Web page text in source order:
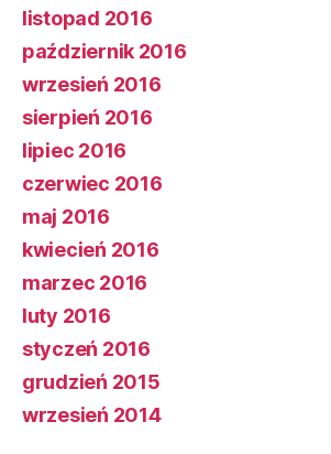
listopad 2016
październik 2016
wrzesień 2016
sierpień 2016
lipiec 2016
czerwiec 2016
maj 2016
kwiecień 2016
marzec 2016
luty 2016
styczeń 2016
grudzień 2015
wrzesień 2014